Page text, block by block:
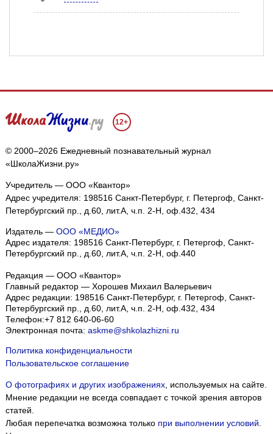
12+
© 2000–2026 Ежедневный познавательный журнал
«ШколаЖизни.ру»
Учредитель — ООО «Квантор»
Адрес учредителя: 198516 Санкт-Петербург, г. Петергоф, Санкт-
Петербургский пр., д.60, лит.А, ч.п. 2-Н, оф.432, 434
Издатель — ООО «МЕДИО»
Адрес издателя: 198516 Санкт-Петербург, г. Петергоф, Санкт-
Петербургский пр., д.60, лит.А, ч.п. 2-Н, оф.440
Редакция — ООО «Квантор»
Главный редактор — Хорошев Михаил Валерьевич
Адрес редакции: 198516 Санкт-Петербург, г. Петергоф, Санкт-
Петербургский пр., д.60, лит.А, ч.п. 2-Н, оф.432, 434
Телефон:+7 812 640-06-60
Электронная почта: askme@shkolazhizni.ru
Политика конфиденциальности
Пользовательское соглашение
О фотографиях и других изображениях, используемых на сайте.
Мнение редакции не всегда совпадает с точкой зрения авторов
статей.
Любая перепечатка возможна только при выполнении условий.